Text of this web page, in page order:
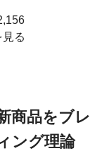
る
商品をブレ
ング理論